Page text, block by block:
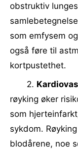
obstruktiv
som emfysem
også føre til
kortpustethet.
2.
røyking øker
som
sykdom.
blodårene, noe